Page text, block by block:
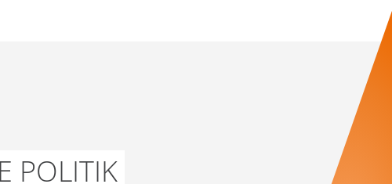
POLITIK